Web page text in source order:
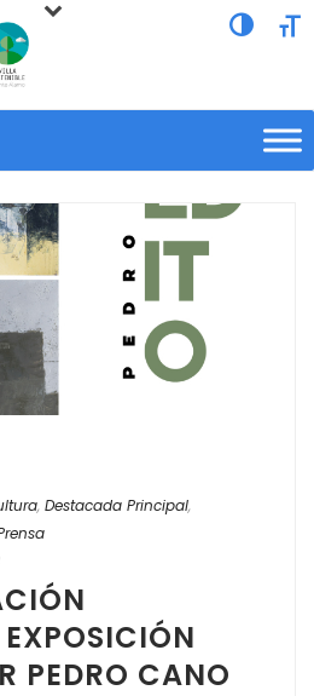
Alternar
, Destacada Principal,
PEDRO CANO